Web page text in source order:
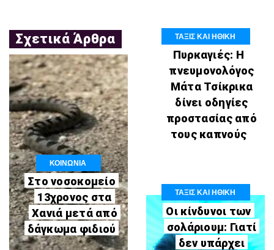
Σχετικά Άρθρα
ΚΟΙΝΩΝΙΑ
Στο νοσοκομείο
13χρονος στα
Χανιά μετά από
δάγκωμα φιδιού
ΤΑΞΙΣ ΚΑΙ ΗΘΙΚΗ
Πυρκαγιές: Η
πνευμονολόγος
Μάτα Τσίκρικα
δίνει οδηγίες
προστασίας από
τους καπνούς
ΤΑΞΙΣ ΚΑΙ ΗΘΙΚΗ
Οι κίνδυνοι των
σολάριουμ: Γιατί
δεν υπάρχει